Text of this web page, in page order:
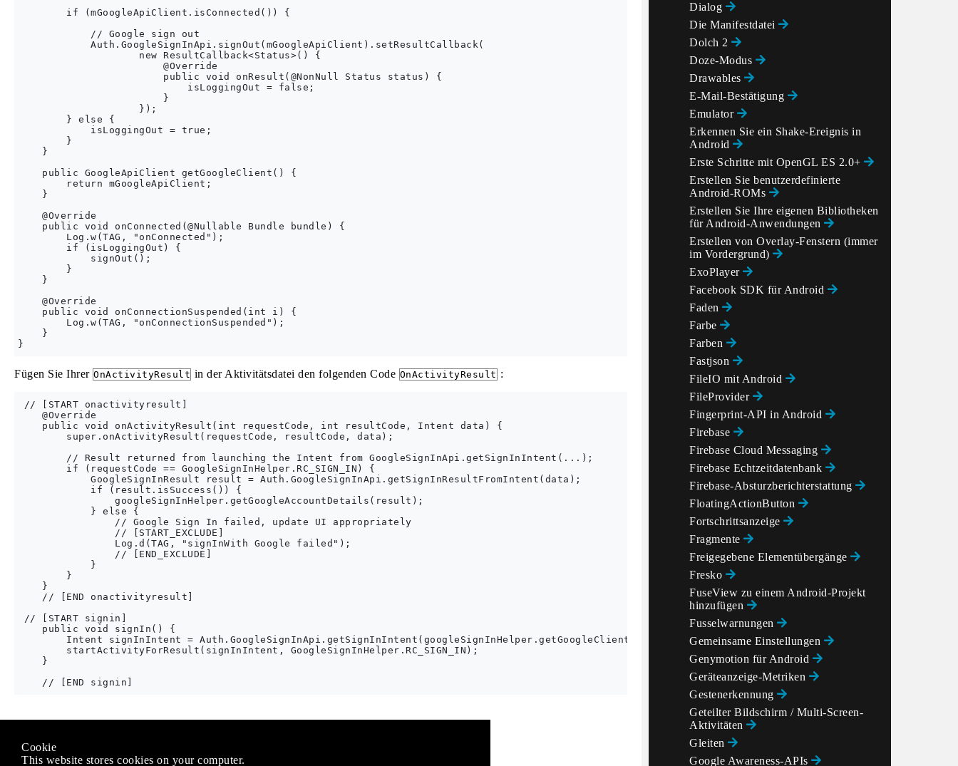
        if (mGoogleApiClient.isConnected()) {
            // Google sign out
            Auth.GoogleSignInApi.signOut(mGoogleApiClient).setResultCallback(
                    new ResultCallback<Status>() {
                        @Override
                        public void onResult(@NonNull Status status) {
                            isLoggingOut = false;
                        }
                    });
        } else {
            isLoggingOut = true;
        }
    }
    public GoogleApiClient getGoogleClient() {
        return mGoogleApiClient;
    }
    @Override
    public void onConnected(@Nullable Bundle bundle) {
        Log.w(TAG, "onConnected");
        if (isLoggingOut) {
            signOut();
        }
    }
    @Override
    public void onConnectionSuspended(int i) {
        Log.w(TAG, "onConnectionSuspended");
    }
Fügen Sie Ihrer OnActivityResult in der Aktivitätsdatei den folgenden Code OnActivityResult :
// [START onactivityresult]
    @Override
    public void onActivityResult(int requestCode, int resultCode, Intent data) {
        super.onActivityResult(requestCode, resultCode, data);
        // Result returned from launching the Intent from GoogleSignInApi.getSignInIntent(...);
        if (requestCode == GoogleSignInHelper.RC_SIGN_IN) {
            GoogleSignInResult result = Auth.GoogleSignInApi.getSignInResultFromIntent(data);
            if (result.isSuccess()) {
                googleSignInHelper.getGoogleAccountDetails(result);
            } else {
                // Google Sign In failed, update UI appropriately
                // [START_EXCLUDE]
                Log.d(TAG, "signInWith Google failed");
                // [END_EXCLUDE]
            }
        }
    }
    // [END onactivityresult]
// [START signin]
    public void signIn() {
        Intent signInIntent = Auth.GoogleSignInApi.getSignInIntent(googleSignInHelper.getGoogleClient());
        startActivityForResult(signInIntent, GoogleSignInHelper.RC_SIGN_IN);
    }
Lizenziert unter
Nicht angeschlossen anStack Overflow
Dialog
Die Manifestdatei
Dolch 2
Doze-Modus
Drawables
E-Mail-Bestätigung
Emulator
Erkennen Sie ein Shake-Ereignis in
Android
Erste Schritte mit OpenGL ES 2.0+
Erstellen Sie benutzerdefinierte
Android-ROMs
Erstellen Sie Ihre eigenen Bibliotheken
für Android-Anwendungen
Erstellen von Overlay-Fenstern (immer
im Vordergrund)
ExoPlayer
Facebook SDK für Android
Faden
Farbe
Farben
Fastjson
FileIO mit Android
FileProvider
Fingerprint-API in Android
Firebase
Firebase Cloud Messaging
Firebase Echtzeitdatenbank
Firebase-Absturzberichterstattung
FloatingActionButton
Fortschrittsanzeige
Fragmente
Freigegebene Elementübergänge
Fresko
FuseView zu einem Android-Projekt
hinzufügen
Fusselwarnungen
Gemeinsame Einstellungen
Genymotion für Android
Geräteanzeige-Metriken
Gestenerkennung
Geteilter Bildschirm / Multi-Screen-
Aktivitäten
Gleiten
Google Awareness-APIs
Cookie
This website stores cookies on your computer.